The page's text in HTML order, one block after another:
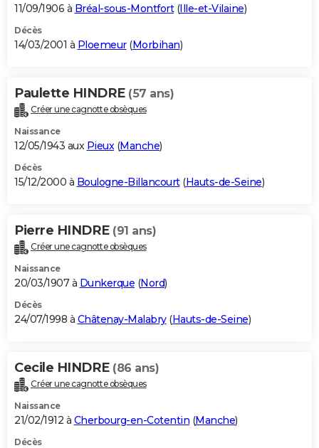
11/09/1906 à Bréal-sous-Montfort(Ille-et-Vilaine)
Décès
14/03/2001 à Ploemeur(Morbihan)
Paulette HINDRE (57 ans)
Créer une cagnotte obsèques
Naissance
12/05/1943 aux Pieux(Manche)
Décès
15/12/2000 à Boulogne-Billancourt(Hauts-de-Seine)
Pierre HINDRE (91 ans)
Créer une cagnotte obsèques
Naissance
20/03/1907 à Dunkerque (Nord)
Décès
24/07/1998 à Châtenay-Malabry(Hauts-de-Seine)
Cecile HINDRE (86 ans)
Créer une cagnotte obsèques
Naissance
21/02/1912 à Cherbourg-en-Cotentin (Manche)
Décès